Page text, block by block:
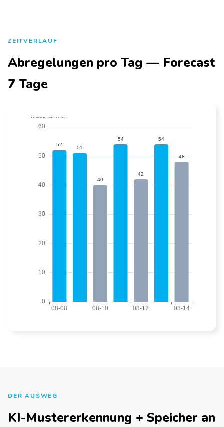
ZEITVERLAUF
Abregelungen pro Tag — Forecast
7 Tage
DER AUSWEG
KI-Mustererkennung + Speicher an